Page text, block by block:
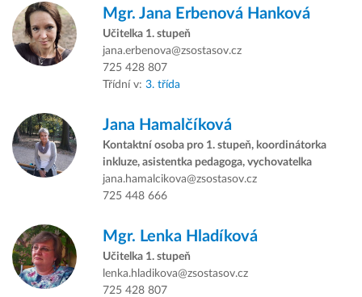
Mgr. Jana Erbenová Hanková
Učitelka 1. stupeň
jana.erbenova@zsostasov.cz
725 428 807
Třídní v: 3. třída
Jana Hamalčíková
Kontaktní osoba pro 1. stupeň, koordinátorka
inkluze, asistentka pedagoga, vychovatelka
jana.hamalcikova@zsostasov.cz
725 448 666
Mgr. Lenka Hladíková
Učitelka 1. stupeň
lenka.hladikova@zsostasov.cz
725 428 807